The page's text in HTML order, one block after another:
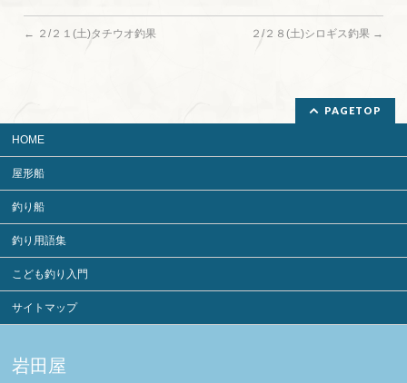
← ２/２１(土)タチウオ釣果 ２/２８(土)シロギス釣果 →
PAGETOP
HOME
屋形船
釣り船
釣り用語集
こども釣り入門
サイトマップ
岩田屋